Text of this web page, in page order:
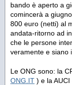
bando è aperto a
comincerà a
800 euro (netti) al
andata-ritorno ad
che le persone
veramente e siano
Le ONG sono: la
ONG.IT ) e la